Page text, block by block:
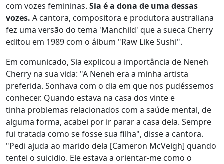
com vozes femininas. Sia é a dona de uma dessas
vozes. A cantora, compositora e produtora australiana
fez uma versão do tema 'Manchild' que a sueca Cherry
editou em 1989 com o álbum "Raw Like Sushi".
Em comunicado, Sia explicou a importância de Neneh
Cherry na sua vida: "A Neneh era a minha artista
preferida. Sonhava com o dia em que nos pudéssemos
conhecer. Quando estava na casa dos vinte e
tinha problemas relacionados com a saúde mental, de
alguma forma, acabei por ir parar a casa dela. Sempre
fui tratada como se fosse sua filha", disse a cantora.
"Pedi ajuda ao marido dela [Cameron McVeigh] quando
tentei o suicidio. Ele estava a orientar-me como o